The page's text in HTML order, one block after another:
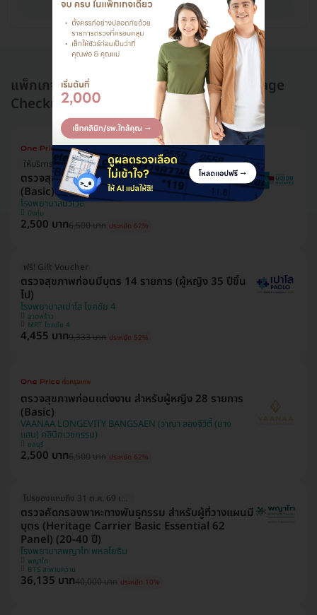
ดูรายละเอียด
แพ็กเกจอื่นใน ตรวจก่อนแต่งงาน (Pre-Marriage
Checkup)
ให้บริการโดยแพทย์เฉพาะทาง
ตรวจสุขภาพก่อนแต่งงาน สำหรับผู้หญิง 28 รายการ
(Basic)
โรงพยาบาลนวเวช
บึงกุ่ม
2,500 บาท6,500 บาท ประหยัด 62%
ฟรี! Gift Voucher
ตรวจสุขภาพก่อนมีบุตร 14 รายการ (ผู้หญิง 35 ปีขึ้น
ไป)
โรงพยาบาลเปาโล โชคชัย 4
ลาดพร้าว
MRT โชคชัย 4
4,455 บาท9,333 บาท ประหยัด 52%
ตรวจสุขภาพก่อนแต่งงาน สำหรับผู้หญิง 28 รายการ
(Basic)
VAANAA LONGEVITY BANGSAEN (วาณา ลองจีวิตี้ (บาง
แสน) คลินิกเวชกรรม)
ชลบุรี
2,500 บาท6,500 บาท ประหยัด 62%
โปรของแถมถึง 31 ต.ค. 69 เท่านั้น!
ตรวจคัดกรองพาหะทางพันธุกรรม สำหรับผู้ที่วางแผนมี
บุตร (Heritage Carrier Basic Essential 62
Panel) (20-40 ปี)
โรงพยาบาลพญาไท พหลโยธิน
พญาไท
BTS สะพานควาย
36,135 บาท40,000 บาท ประหยัด 10%